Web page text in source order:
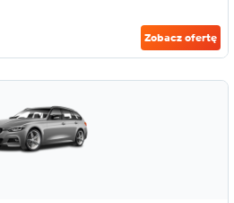
Zobacz ofertę